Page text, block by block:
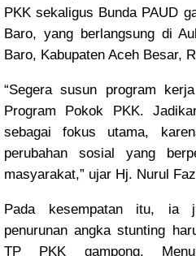
PKK sekaligus Bunda PAUD
Baro, yang berlangsung di
Baro, Kabupaten Aceh Besar,
“Segera susun program
Program Pokok PKK.
sebagai fokus utama,
perubahan sosial yang
masyarakat,” ujar Hj. Nurul
Pada kesempatan itu, ia
penurunan angka stunting
TP PKK gampong.